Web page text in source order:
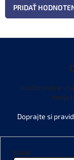
PRIDAŤ
Vložte svoj e-
Email